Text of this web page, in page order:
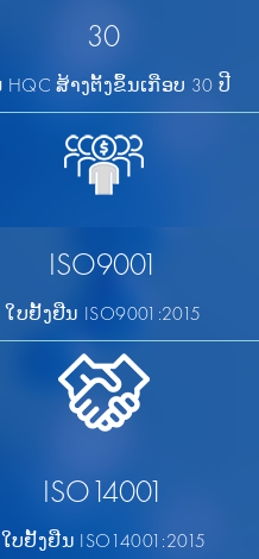
30
HQC ສ້າງຕັ້ງຂຶ້ນເກືອບ 30 ປີ
ISO9001
ໃບຢັ້ງຢືນ ISO9001:2015
ISO14001
ໃບຢັ້ງຢືນ ISO14001:2015